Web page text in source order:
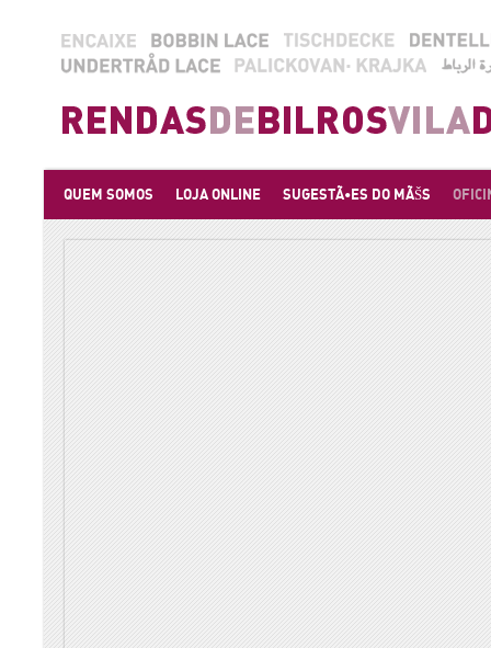
QUEM SOMOS LOJA ONLINE SUGESTÃ•ES DO MÃŠS